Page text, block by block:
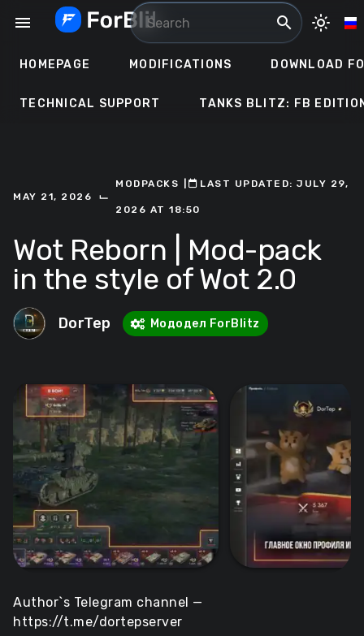
menu search light_mode
HOMEPAGE MODIFICATIONS DOWNLOAD
TECHNICAL SUPPORT TANKS BLITZ: FB
MAY 21, 2026 ⌙
MODPACKS ㅤLAST UPDATED: JULY 29,
2026 AT 18:50
Wot Reborn | Mod-pack
in the style of Wot 2.0
DorTep Мододел ForBlitz
Author`s Telegram channel —
https://t.me/dortepserver